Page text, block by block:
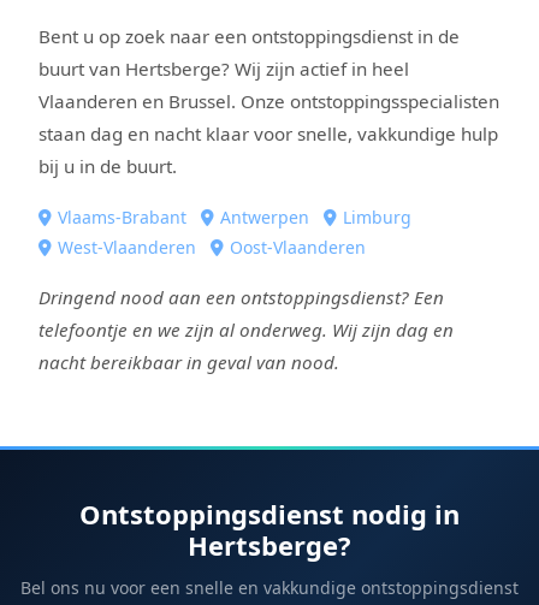
Bent u op zoek naar een ontstoppingsdienst in de
buurt van Hertsberge? Wij zijn actief in heel
Vlaanderen en Brussel. Onze ontstoppingsspecialisten
staan dag en nacht klaar voor snelle, vakkundige hulp
bij u in de buurt.
Vlaams-Brabant Antwerpen
Limburg
West-Vlaanderen
Oost-Vlaanderen
Dringend nood aan een ontstoppingsdienst? Een
telefoontje en we zijn al onderweg. Wij zijn dag en
nacht bereikbaar in geval van nood.
Ontstoppingsdienst nodig in
Hertsberge?
Bel ons nu voor een snelle en vakkundige ontstoppingsdienst